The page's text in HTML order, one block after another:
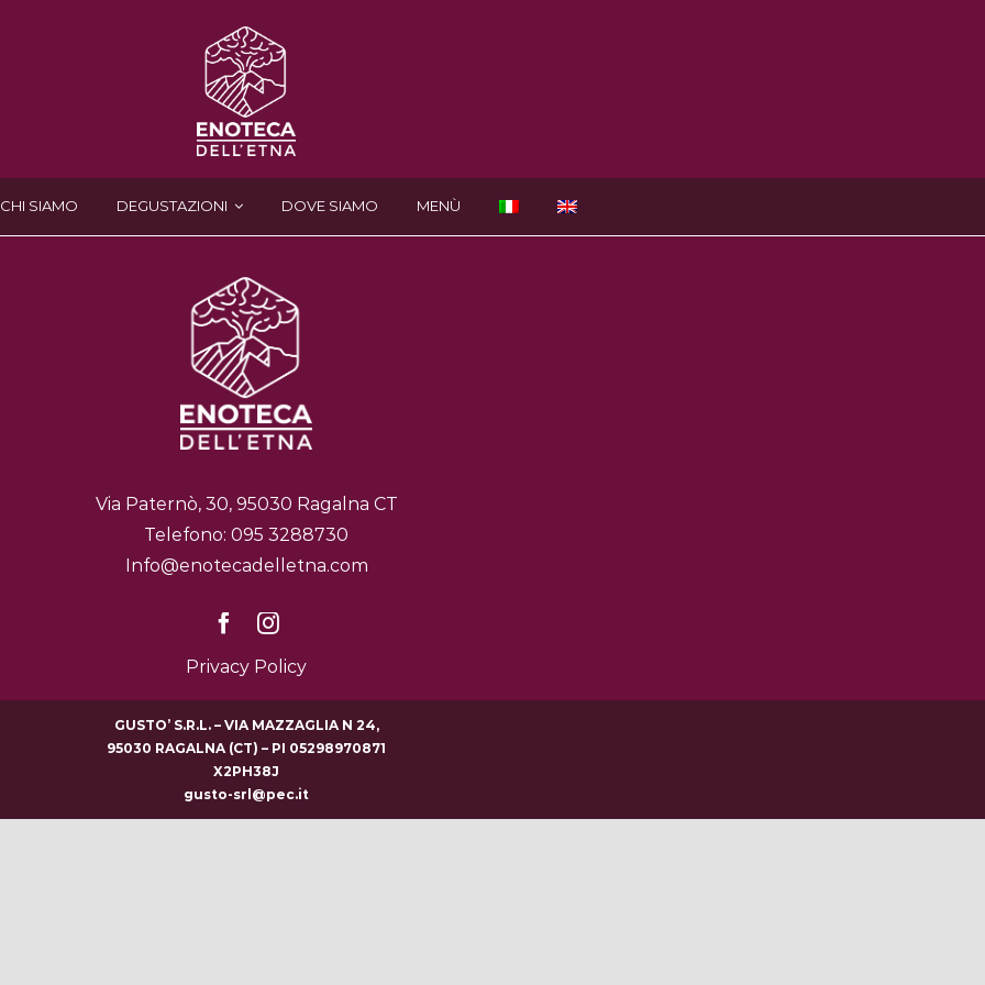
CHI SIAMO DEGUSTAZIONI DOVE SIAMO MENÙ
Via Paternò, 30, 95030 Ragalna CT
Telefono: 095 3288730
Info@enotecadelletna.com
Privacy Policy
GUSTO’ S.R.L. – VIA MAZZAGLIA N 24,
95030 RAGALNA (CT) – PI 05298970871
X2PH38J
gusto-srl@pec.it